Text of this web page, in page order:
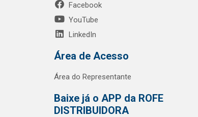
Facebook
YouTube
LinkedIn
Área de Acesso
Área do Representante
Baixe já o APP da ROFE
DISTRIBUIDORA